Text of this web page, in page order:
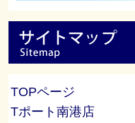
TOPページ
Tポート南港店